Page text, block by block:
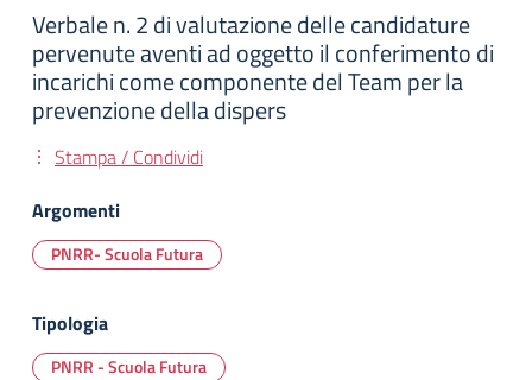
Verbale n. 2 di valutazione delle candidature
pervenute aventi ad oggetto il conferimento di
incarichi come componente del Team per la
prevenzione della dispers
Stampa / Condividi
Argomenti
PNRR- Scuola Futura
Tipologia
PNRR - Scuola Futura